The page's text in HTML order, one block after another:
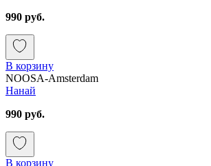
990 руб.
В корзину
NOOSA-Amsterdam
Нанай
990 руб.
В корзину